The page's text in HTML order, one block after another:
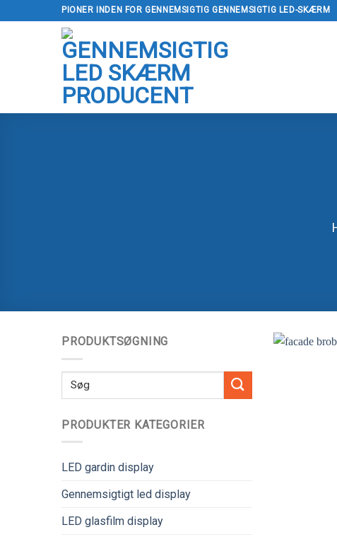
til
PIONER INDEN FOR GENNEMSIGTIG GENNEMSIGTIG LED-SKÆRM
PRODUKTSØGNING
Søge
PRODUKTER KATEGORIER
LED gardin display
Gennemsigtigt led display
LED glasfilm display